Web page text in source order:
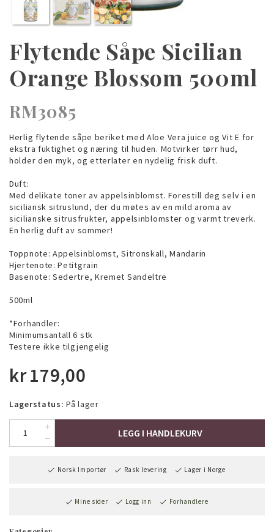
Flytende Såpe Sicilian
Orange Blossom 500ml
RM3085
Herlig flytende såpe beriket med Aloe Vera juice og Vit E for
ekstra fuktighet og næring til huden. Motvirker tørr hud,
holder den myk, og etterlater en nydelig frisk duft.
Duft:
Med delikate toner av appelsinblomst. Forestill deg selv i en
siciliansk sitruslund, der du møtes av en mild aroma av
sicilianske sitrusfrukter, appelsinblomster og varmt treverk.
En herlig duft av sommer!
Toppnote: Appelsinblomst, Sitronskall, Mandarin
Hjertenote: Petitgrain
Basenote: Sedertre, Kremet Sandeltre
500ml
*Forhandler:
Minimumsantall 6 stk
Testere ikke tilgjengelig
kr179,00
Lagerstatus: På lager
LEGG I HANDLEKURV
Norsk Importør Rask levering Lager i Norge
Mine sider Logg inn Forhandlere